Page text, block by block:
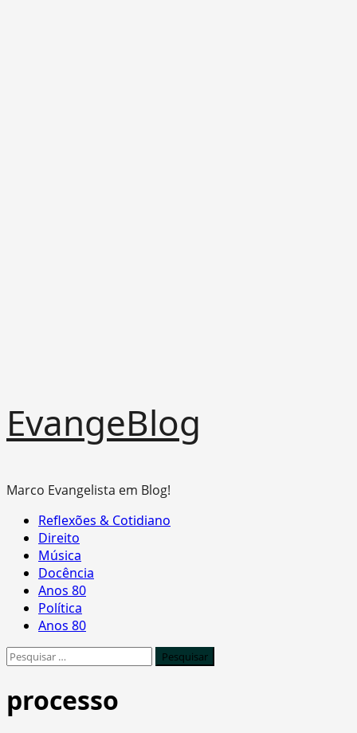
to
content
EvangeBlog
Marco Evangelista em Blog!
Primary
Menu
Reflexões & Cotidiano
Direito
Música
Docência
Anos 80
Política
Anos 80
Pesquisar
processo